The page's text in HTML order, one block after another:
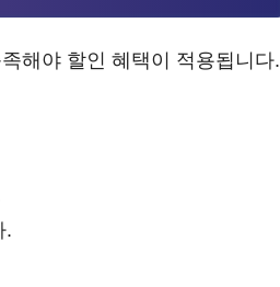
해야 할인 혜택이 적용됩니다.
.